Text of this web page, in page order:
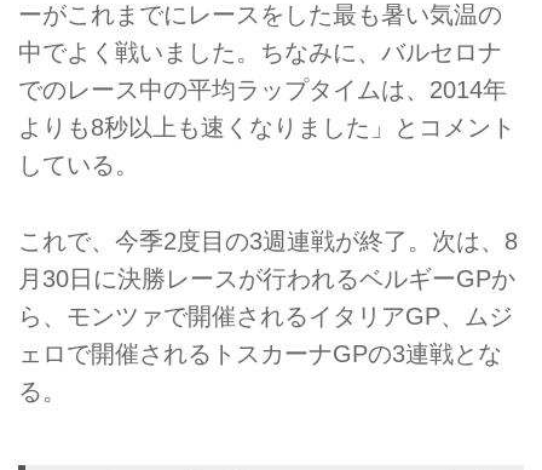
ーがこれまでにレースをした最も暑い気温の
中でよく戦いました。ちなみに、バルセロナ
でのレース中の平均ラップタイムは、2014年
よりも8秒以上も速くなりました」とコメント
している。
これで、今季2度目の3週連戦が終了。次は、8
月30日に決勝レースが行われるベルギーGPか
ら、モンツァで開催されるイタリアGP、ムジ
ェロで開催されるトスカーナGPの3連戦とな
る。